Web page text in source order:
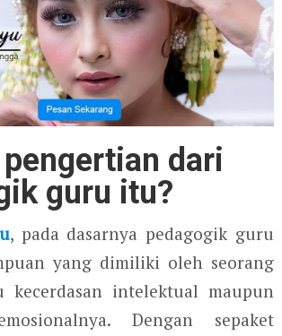
dari
guru itu?
, pada dasarnya pedagogik guru
yang dimiliki oleh seorang
intelektual maupun
Dengan sepaket